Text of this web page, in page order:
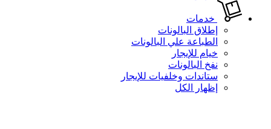
خدمات
إطلاق البالونات
الطباعة علي البالونات
خيام للإيجار
نفخ البالونات
ستاندات وخلفيات للإيجار
إظهار الكل